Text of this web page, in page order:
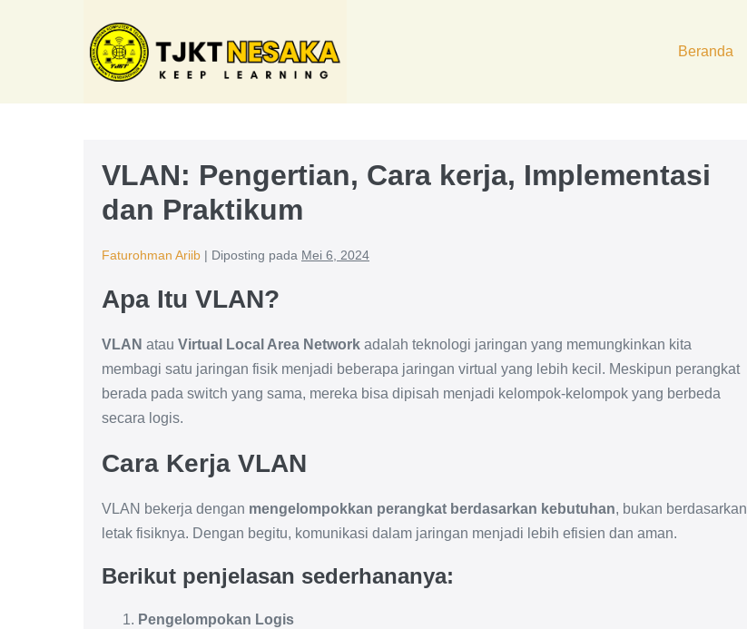
Beranda
VLAN: Pengertian, Cara kerja, Implementasi
dan Praktikum
Faturohman Ariib | Diposting pada Mei 6, 2024
Apa Itu VLAN?
VLAN atau Virtual Local Area Network adalah teknologi jaringan yang memungkinkan kita
membagi satu jaringan fisik menjadi beberapa jaringan virtual yang lebih kecil. Meskipun perangkat
berada pada switch yang sama, mereka bisa dipisah menjadi kelompok-kelompok yang berbeda
secara logis.
Cara Kerja VLAN
VLAN bekerja dengan mengelompokkan perangkat berdasarkan kebutuhan, bukan berdasarkan
letak fisiknya. Dengan begitu, komunikasi dalam jaringan menjadi lebih efisien dan aman.
Berikut penjelasan sederhananya:
Pengelompokan Logis